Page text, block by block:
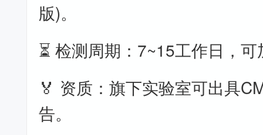
版)。
⏳ 检测周期：7~15工作日，
🏅 资质：旗下实验室可出具
告。